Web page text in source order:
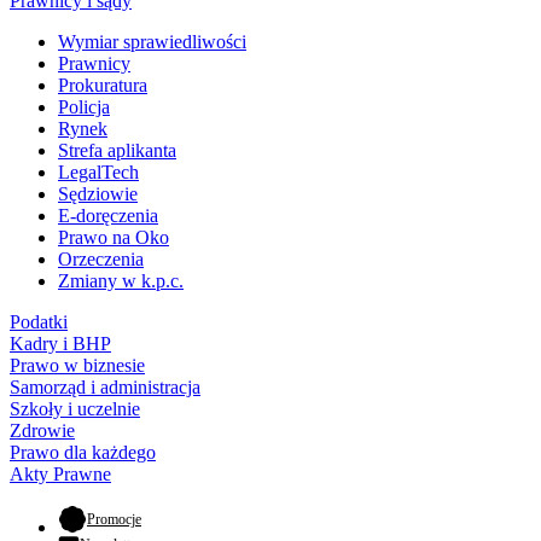
Wymiar sprawiedliwości
Prawnicy
Prokuratura
Policja
Rynek
Strefa aplikanta
LegalTech
Sędziowie
E-doręczenia
Prawo na Oko
Orzeczenia
Zmiany w k.p.c.
Podatki
Kadry i BHP
Prawo w biznesie
Samorząd i administracja
Szkoły i uczelnie
Zdrowie
Prawo dla każdego
Akty Prawne
Promocje- otwiera się w nowej karcie